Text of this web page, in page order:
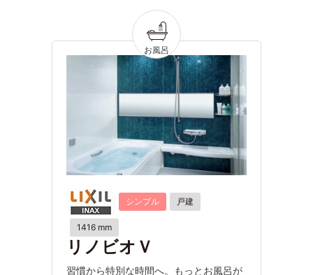
シンプル 戸建
1416 mm
リノビオＶ
習慣から特別な時間へ。もっとお風呂が